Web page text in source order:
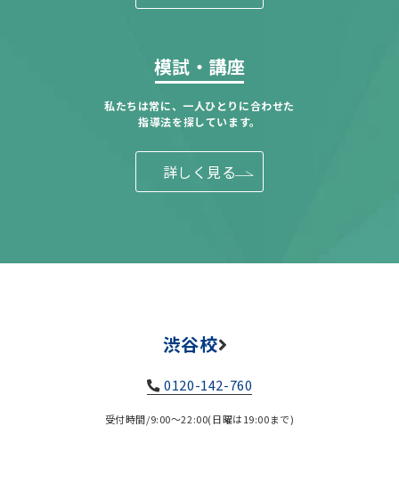
模試・講座
私たちは常に、一人ひとりに合わせた
指導法を探しています。
詳しく見る
渋谷校
0120-142-760
受付時間/9:00～22:00(日曜は19:00まで)